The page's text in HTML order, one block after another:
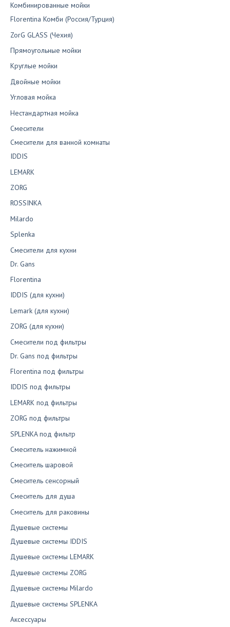
Комбинированные мойки
Florentina Комби (Россия/Турция)
ZorG GLASS (Чехия)
Прямоугольные мойки
Круглые мойки
Двойные мойки
Угловая мойка
Нестандартная мойка
Смесители
Смесители для ванной комнаты
IDDIS
LEMARK
ZORG
ROSSINKA
Milardo
Splenka
Смесители для кухни
Dr. Gans
Florentina
IDDIS (для кухни)
Lemark (для кухни)
ZORG (для кухни)
Смесители под фильтры
Dr. Gans под фильтры
Florentina под фильтры
IDDIS под фильтры
LEMARK под фильтры
ZORG под фильтры
SPLENKA под фильтр
Смеситель нажимной
Смеситель шаровой
Смеситель сенсорный
Смеситель для душа
Смеситель для раковины
Душевые системы
Душевые системы IDDIS
Душевые системы LEMARK
Душевые системы ZORG
Душевые системы Milardo
Душевые системы SPLENKA
Аксессуары